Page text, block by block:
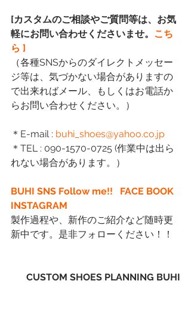
[カスタムのご相談やご質問等は、お気
軽にお問い合わせくださいませ。 こち
ら ]
（各種SNSからのダイレクトメッセー
ジ等は、気づかない場合がありますの
で出来ればメール、もしくはお電話か
らお問い合わせください。）
＊E-mail : buhi_shoes@yahoo.co.jp
＊TEL : 090-1570-0725 (作業中は出ら
れない場合があります。）
BUHI SNS Follow me!!
FACE BOOK
INSTAGRAM
製作過程や、新作のご紹介など随時更
新中です。是非フォローください！！
CUSTOM SHOES PLANNING BUHI